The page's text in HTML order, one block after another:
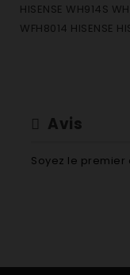
HISENSE WH914S
WFH8014 HISENSE
Avis
Soyez le premier